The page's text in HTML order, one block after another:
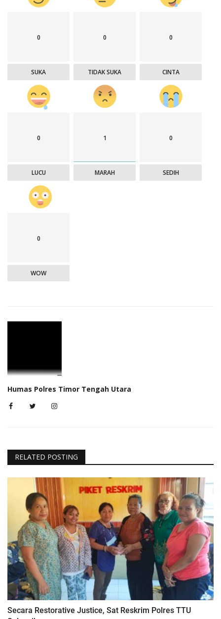
0
SUKA
0
TIDAK SUKA
0
CINTA
0
LUCU
1
MARAH
0
SEDIH
0
WOW
Humas Polres Timor Tengah Utara
RELATED POSTING
Secara Restorative Justice, Sat Reskrim Polres TTU